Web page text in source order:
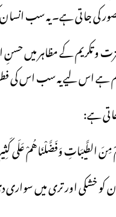
کی جاتی ہے۔ یہ سب
عزت و تکریم کے مظاہر
ہے اس لیے یہ سب اس کی
ہے:
الطَّیبَاتِ وَفَضَّلْنَاهُمْ عَلَى
خشکی اور تری میں سواری